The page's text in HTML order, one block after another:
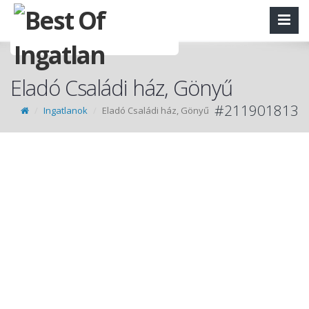
Eladó Családi ház, Gönyű
Ingatlanok Eladó Családi ház, Gönyű #211901813